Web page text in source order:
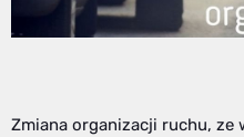
Zmiana organizacji ruchu, ze